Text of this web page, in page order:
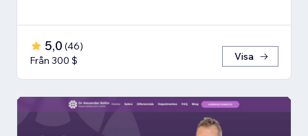
5,0 (46)
Från 300 $
Visa